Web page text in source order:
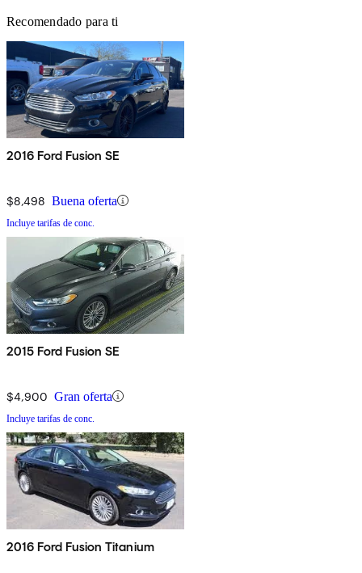
Recomendado para ti
2016 Ford Fusion SE
$8,498 Buena oferta
Incluye tarifas de conc.
2015 Ford Fusion SE
$4,900 Gran oferta
Incluye tarifas de conc.
2016 Ford Fusion Titanium